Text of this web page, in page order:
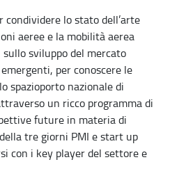
condividere lo stato dell’arte
aeree e la mobilità aerea
sviluppo del mercato
per conoscere le
spazioporto nazionale di
un ricco programma di
future in materia di
tre giorni PMI e start up
con i key player del settore e